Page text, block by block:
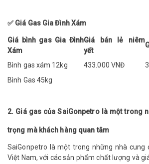
✅ Giá Gas Gia Đình Xám
Giá bình gas Gia Đình
Xám
Giá bán lẻ niêm
yết
Bình gas xám 12kg 433.000 VNĐ
Bình Gas 45kg
2. Giá gas của SaiGonpetro là một trong
trọng mà khách hàng quan tâm
SaiGonpetro là một trong những nhà cung
Việt Nam, với các sản phẩm chất lượng và